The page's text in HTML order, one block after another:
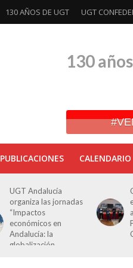
130 AÑOS DE UGT UGT
130
PUBLICACIONES CALENDARIO
Clausurada la
exposición ‘130
aniversario’ en Las
Palmas de Gran
Canaria